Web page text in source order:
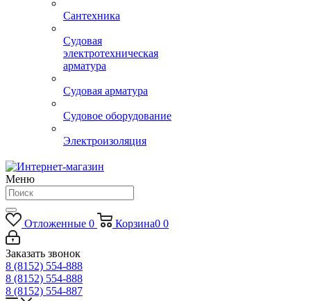
Сантехника
Судовая
электротехническая
арматура
Судовая арматура
Судовое оборудование
Электроизоляция
Меню
Отложенные 0 Корзина0 0
Заказать звонок
8 (8152) 554-888
8 (8152) 554-888
8 (8152) 554-887